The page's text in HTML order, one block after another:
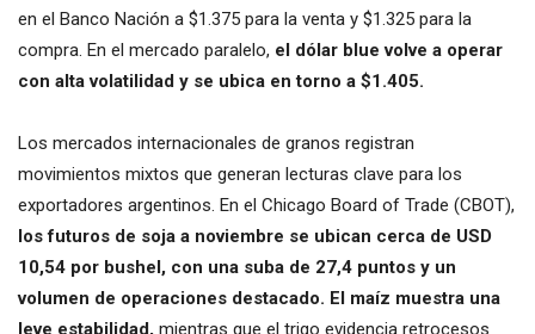
en el Banco Nación a $1.375 para la venta y $1.325 para la
compra. En el mercado paralelo, el dólar blue volve a operar
con alta volatilidad y se ubica en torno a $1.405.
Los mercados internacionales de granos registran
movimientos mixtos que generan lecturas clave para los
exportadores argentinos. En el Chicago Board of Trade (CBOT),
los futuros de soja a noviembre se ubican cerca de USD
10,54 por bushel, con una suba de 27,4 puntos y un
volumen de operaciones destacado. El maíz muestra una
leve estabilidad, mientras que el trigo evidencia retrocesos